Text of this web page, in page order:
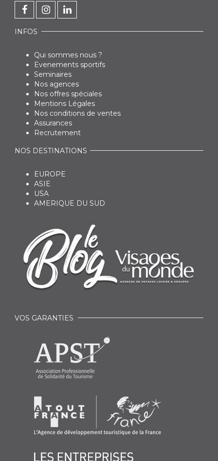
INFOS
Qui sommes nous ?
Evenements sportifs
Seminaires
Nos agences
Nos offres spéciales
Mentions Légales
Nos conditions de ventes
Assurances
Recrutement
NOS DESTINATIONS
EUROPE
ASIE
USA
AMERIQUE DU SUD
VOS GARANTIES